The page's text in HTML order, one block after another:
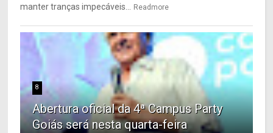
manter tranças impecáveis... Readmore
8
Abertura oficial da 4ª Campus Party
Goiás será nesta quarta-feira